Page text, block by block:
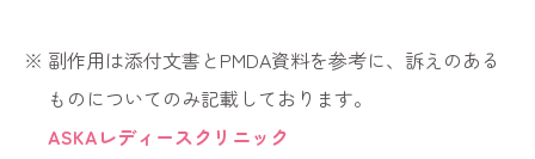
副作用は添付文書とPMDA資料を参考に、訴えのある
ものについてのみ記載しております。
ASKAレディースクリニック